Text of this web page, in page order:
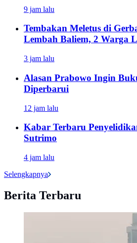
9 jam lalu
Tembakan Meletus di
Lembah Baliem, 2 Warga
3 jam lalu
Alasan Prabowo Ingin
Diperbarui
12 jam lalu
Kabar Terbaru
Sutrimo
4 jam lalu
Selengkapnya
Berita Terbaru